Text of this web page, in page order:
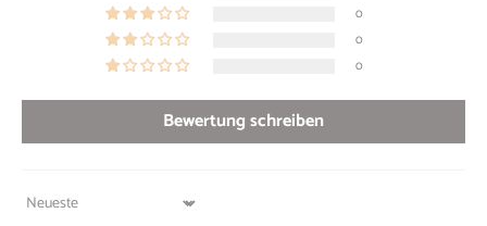
0
0
0
Bewertung schreiben
Sort by